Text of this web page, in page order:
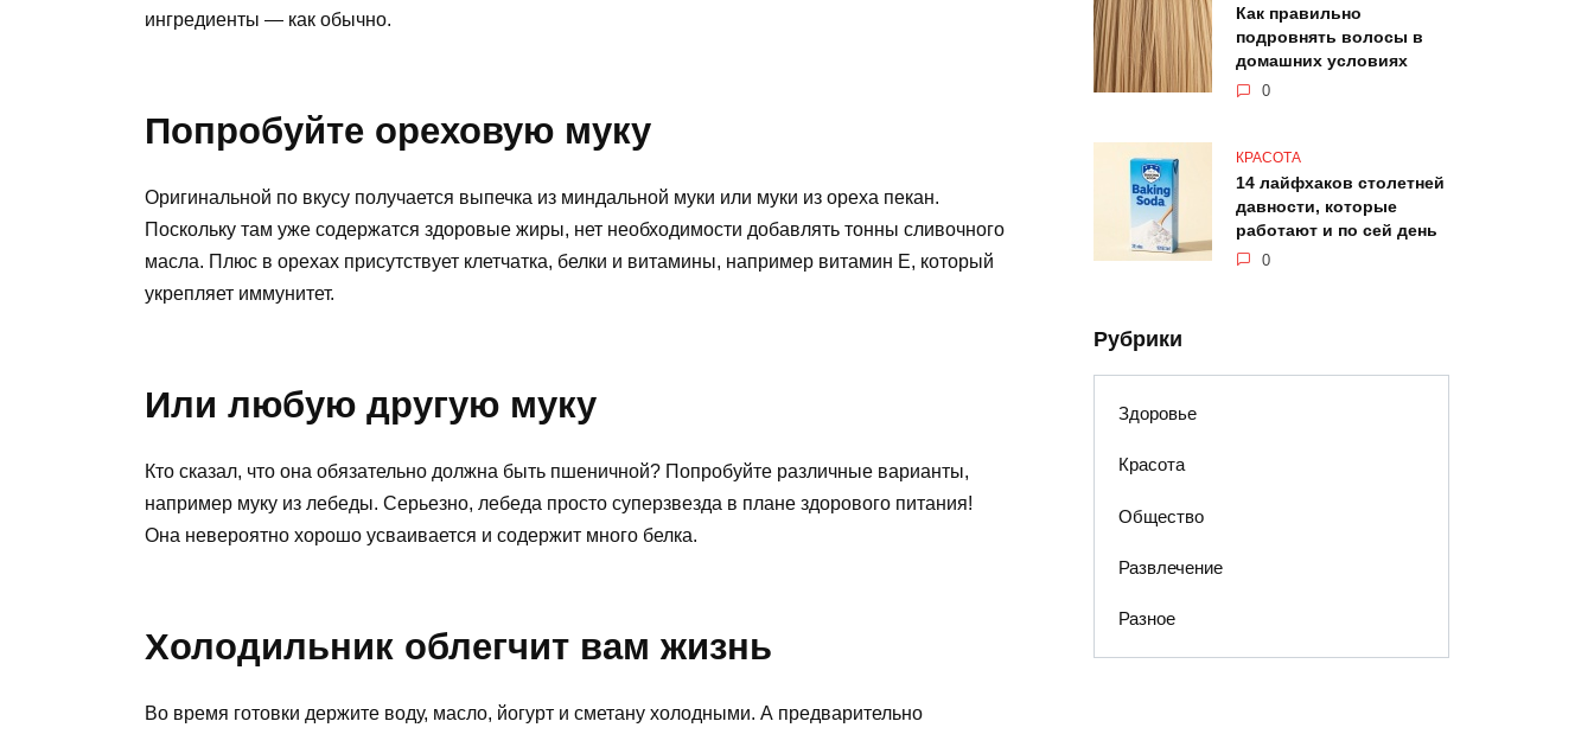
ингредиенты — как обычно.
Попробуйте ореховую муку
Оригинальной по вкусу получается выпечка из миндальной муки или муки из ореха пекан.
Поскольку там уже содержатся здоровые жиры, нет необходимости добавлять тонны сливочного
масла. Плюс в орехах присутствует клетчатка, белки и витамины, например витамин Е, который
укрепляет иммунитет.
Или любую другую муку
Кто сказал, что она обязательно должна быть пшеничной? Попробуйте различные варианты,
например муку из лебеды. Серьезно, лебеда просто суперзвезда в плане здорового питания!
Она невероятно хорошо усваивается и содержит много белка.
Холодильник облегчит вам жизнь
Во время готовки держите воду, масло, йогурт и сметану холодными. А предварительно
Как правильно
подровнять волосы в
домашних условиях
0
КРАСОТА
14 лайфхаков столетней
давности, которые
работают и по сей день
0
Рубрики
Здоровье
Красота
Общество
Развлечение
Разное